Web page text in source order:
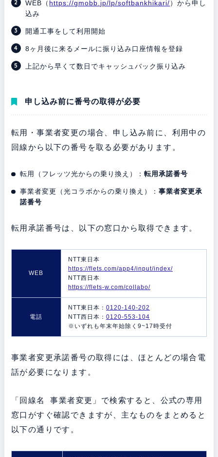
WEB（ https://gmobb.jp/lp/softbankhikari/）から申し
込み
開通工事をして利用開始
8ヶ月後に来るメールに振り込み口座情報を登録
上記から早くて数日でキャッシュバック振り込み
申し込み前に番号の取得が必要
転用・事業者変更の場合、申し込み前に、利用中の
回線から以下の番号を取る必要があります。
転用（フレッツ光からの乗り換え）：転用承諾番号
事業者変更（光コラボからの乗り換え）：事業者変更承
諾番号
転用承諾番号は、以下の窓口から取得できます。
WEB
NTT東日本
https://flets.com/app4/input/index/
NTT西日本
https://flets-w.com/collabo/
電話
NTT東日本： 0120-140-202
NTT西日本： 0120-553-104
※いずれも年末年始除く9~17時受付
事業者変更承諾番号の取得には、ほとんどの場合電
話が必要になります。
「回線名 事業者変更」で検索すると、公式の専用
窓口がすぐ確認できますが、主なものをまとめると
以下の通りです。